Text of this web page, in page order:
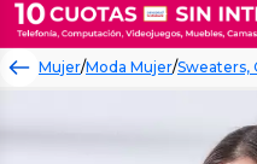
Mujer/Moda Mujer/Sweaters,